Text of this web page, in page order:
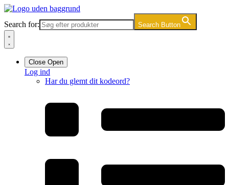
Videre
indhold
Search for: Search Button
Close Open
Log ind
Har du glemt dit kodeord?